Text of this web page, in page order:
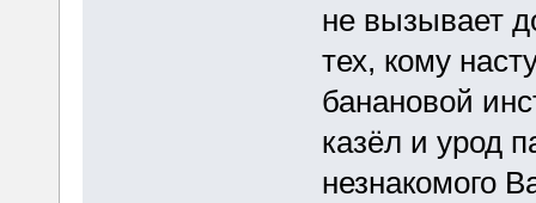
не вызывает
тех, кому
банановой
казёл и урод
незнакомого